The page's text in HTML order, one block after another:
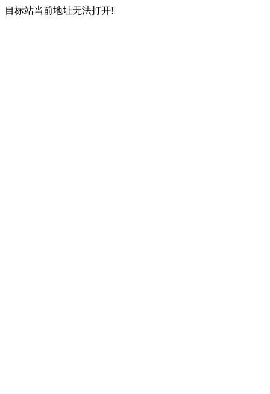
目标站当前地址无法打开!